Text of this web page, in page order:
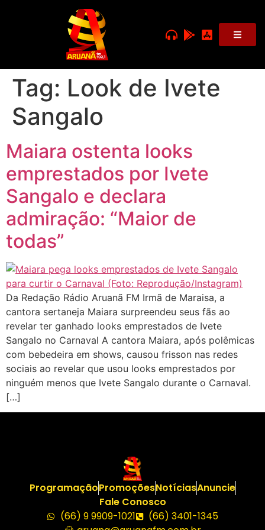
Tag: Look de Ivete
Sangalo
Maiara ostenta looks
emprestados por Ivete
Sangalo e declara
admiração: “Maior de
todas”
Da Redação Rádio Aruanã FM Irmã de Maraisa, a
cantora sertaneja Maiara surpreendeu seus fãs ao
revelar ter ganhado looks emprestados de Ivete
Sangalo no Carnaval A cantora Maiara, após polêmicas
com bebedeira em shows, causou frisson nas redes
sociais ao revelar que usou looks emprestados por
ninguém menos que Ivete Sangalo durante o Carnaval.
[…]
ProgramaçãoPromoçõesNotíciasAnuncie
Fale Conosco
(66) 9 9909-1021
(66) 3401-1345